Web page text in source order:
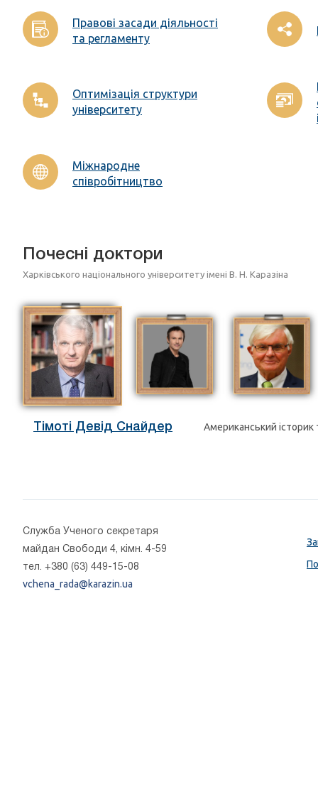
Правові засади діяльності
та регламенту
Оптимізація структури
університету
Міжнародне
співробітництво
Почесні доктори
Харківського національного університету імені В. Н. Каразіна
Тімоті Девід Снайдер Американський
Cлужба Ученого секретаря
майдан Свободи 4, кімн. 4-59
тел. +380 (63) 449-15-08
vchena_rada@karazin.ua